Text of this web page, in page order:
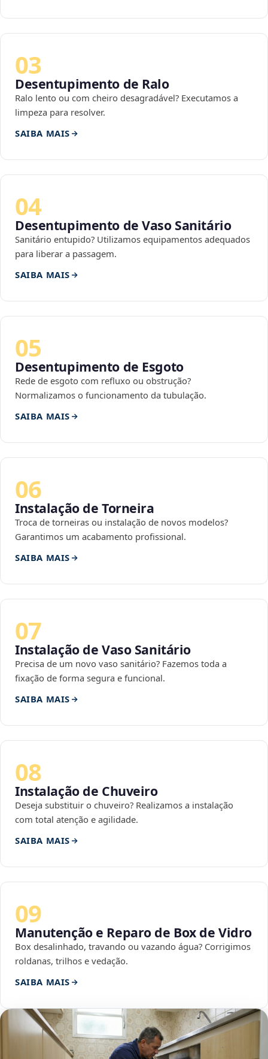
03
Desentupimento de Ralo
Ralo lento ou com cheiro desagradável? Executamos a
limpeza para resolver.
SAIBA MAIS
04
Desentupimento de Vaso Sanitário
Sanitário entupido? Utilizamos equipamentos adequados
para liberar a passagem.
SAIBA MAIS
05
Desentupimento de Esgoto
Rede de esgoto com refluxo ou obstrução?
Normalizamos o funcionamento da tubulação.
SAIBA MAIS
06
Instalação de Torneira
Troca de torneiras ou instalação de novos modelos?
Garantimos um acabamento profissional.
SAIBA MAIS
07
Instalação de Vaso Sanitário
Precisa de um novo vaso sanitário? Fazemos toda a
fixação de forma segura e funcional.
SAIBA MAIS
08
Instalação de Chuveiro
Deseja substituir o chuveiro? Realizamos a instalação
com total atenção e agilidade.
SAIBA MAIS
09
Manutenção e Reparo de Box de Vidro
Box desalinhado, travando ou vazando água? Corrigimos
roldanas, trilhos e vedação.
SAIBA MAIS